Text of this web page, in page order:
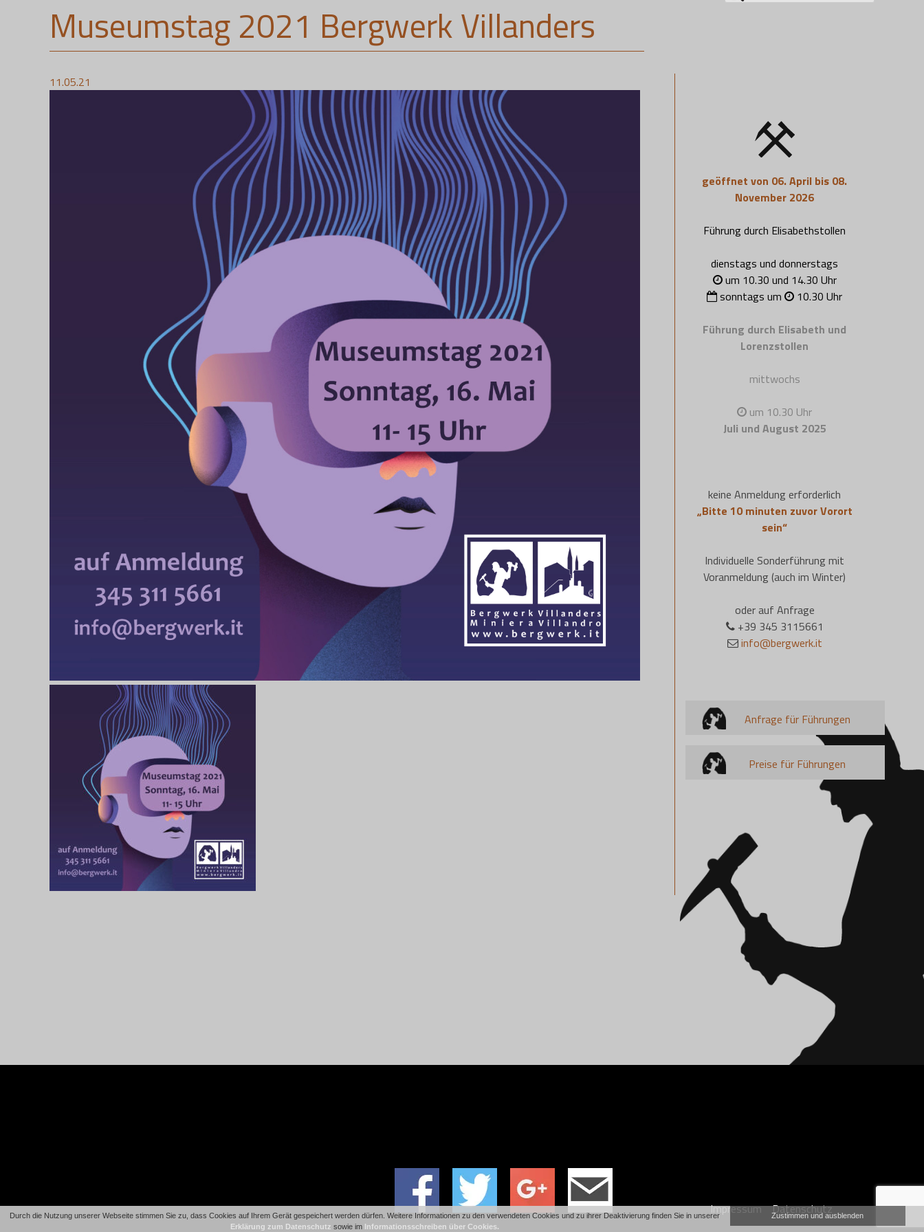
nach:
Museumstag 2021 Bergwerk Villanders
11.05.21
geöffnet von 06. April bis 08.
November 2026
Führung durch Elisabethstollen
dienstags und donnerstags
um 10.30 und 14.30 Uhr
sonntags um
10.30 Uhr
Führung durch Elisabeth und
Lorenzstollen
mittwochs
um 10.30 Uhr
Juli und August 2025
keine Anmeldung erforderlich
„Bitte 10 minuten zuvor Vorort
sein“
Individuelle Sonderführung mit
Voranmeldung (auch im Winter)
oder auf Anfrage
+39 345 3115661
info@bergwerk.it
Anfrage für Führungen
Preise für Führungen
Impressum Datenschutz
Durch die Nutzung unserer Webseite stimmen Sie zu, dass Cookies auf Ihrem Gerät gespeichert werden dürfen. Weitere Informationen zu den verwendeten Cookies und zu ihrer Deaktivierung finden Sie in unserer
Erklärung zum Datenschutz sowie im Informationsschreiben über Cookies.
Zustimmen und ausblenden